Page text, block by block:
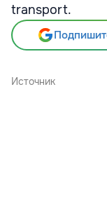
transport.
Источник